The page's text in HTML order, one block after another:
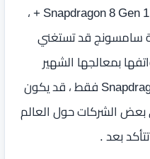
البطارية مقارنة بالمعالج السابق Snapdragon 8 Gen 1 + ،
سامسونج قد تستغني
بمعالجها الشهير
Exynos مع الاكتفاء بمعالج Snapdragon فقط ، قد يكون
الشركات حول العالم
بعد .